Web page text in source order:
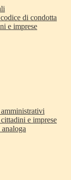
di condotta
e imprese
e imprese